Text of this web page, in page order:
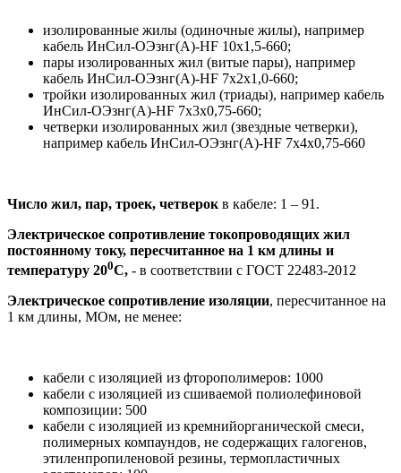
изолированные жилы (одиночные жилы), например
кабель ИнСил-ОЭзнг(А)-HF 10х1,5-660;
пары изолированных жил (витые пары), например
кабель ИнСил-ОЭзнг(А)-HF 7х2х1,0-660;
тройки изолированных жил (триады), например кабель
ИнСил-ОЭзнг(А)-HF 7х3х0,75-660;
четверки изолированных жил (звездные четверки),
например кабель ИнСил-ОЭзнг(А)-HF 7х4х0,75-660
Число жил, пар, троек, четверок в кабеле: 1 – 91.
Электрическое сопротивление токопроводящих жил
постоянному току, пересчитанное на 1 км длины и
температуру 200С, - в соответствии с ГОСТ 22483-2012
Электрическое сопротивление изоляции, пересчитанное на
1 км длины, МОм, не менее:
кабели с изоляцией из фторополимеров: 1000
кабели с изоляцией из сшиваемой полиолефиновой
композиции: 500
кабели с изоляцией из кремнийорганической смеси,
полимерных компаундов, не содержащих галогенов,
этиленпропиленовой резины, термопластичных